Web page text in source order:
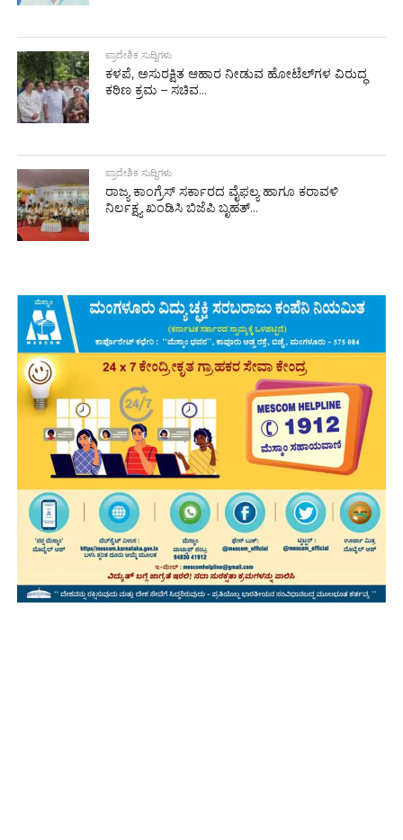
ಪ್ರಾದೇಶಿಕ ಸುದ್ದಿಗಳು
ಕಳಪೆ, ಅಸುರಕ್ಷಿತ ಆಹಾರ ನೀಡುವ ಹೋಟೆಲ್‌ಗಳ ವಿರುದ್ಧ
ಕಠಿಣ ಕ್ರಮ – ಸಚಿವ...
ಪ್ರಾದೇಶಿಕ ಸುದ್ದಿಗಳು
ರಾಜ್ಯ ಕಾಂಗ್ರೆಸ್ ಸರ್ಕಾರದ ವೈಫಲ್ಯ ಹಾಗೂ ಕರಾವಳಿ
ನಿರ್ಲಕ್ಷ್ಯ ಖಂಡಿಸಿ ಬಿಜೆಪಿ ಬೃಹತ್...